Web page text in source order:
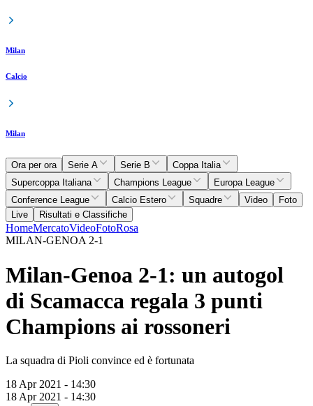
Milan
Calcio
Milan
Ora per ora Serie A Serie B
Coppa Italia
Supercoppa Italiana
Champions League
Europa League
Conference League
Calcio Estero Squadre Video
Foto
Live
Risultati e Classifiche
HomeMercatoVideoFotoRosa
MILAN-GENOA 2-1
Milan-Genoa 2-1: un autogol
di Scamacca regala 3 punti
Champions ai rossoneri
La squadra di Pioli convince ed è fortunata
18 Apr 2021 - 14:30
18 Apr 2021 - 14:30